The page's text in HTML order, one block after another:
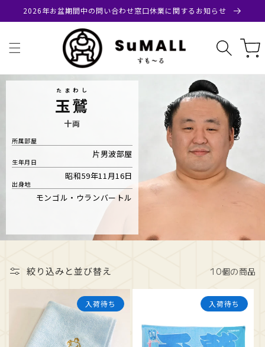
ンツに
進む
2026年お盆期間中の問い合わせ窓口休業に関するお知らせ
ー
ト
玉鷲
たまわし
十両
所属部屋
片男波部屋
生年月日
昭和59年11月16日
出身地
モンゴル・ウランバートル
絞り込みと並び替え 10個の商品
入荷待ち 入荷待ち